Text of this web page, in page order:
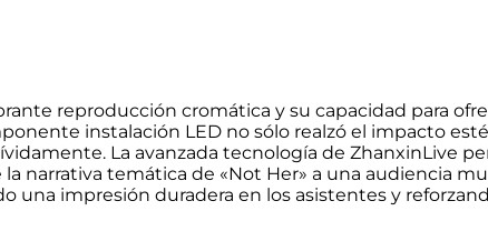
reproducción cromática y su capacidad para
instalación LED no sólo realzó el impacto
La avanzada tecnología de ZhanxinLive
temática de «Not Her» a una audiencia
una impresión duradera en los asistentes y